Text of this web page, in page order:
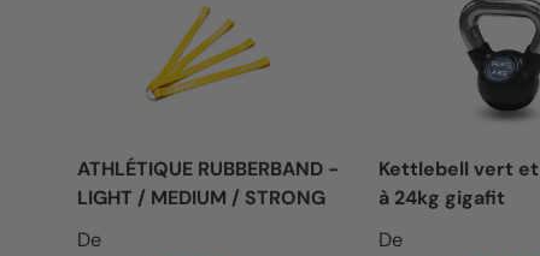
ATHLÉTIQUE RUBBERBAND -
LIGHT / MEDIUM / STRONG
Prix habituel
De
Kettlebell vert
à 24kg gigafit
Prix habituel
De